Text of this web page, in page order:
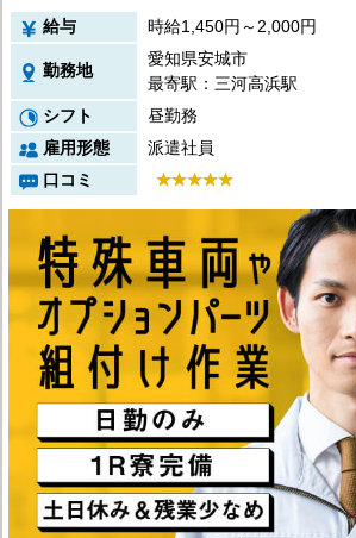
給与 時給1,450円～2,000円
勤務地
愛知県安城市
最寄駅：三河高浜駅
シフト
昼勤務
雇用形態
派遣社員
口コミ